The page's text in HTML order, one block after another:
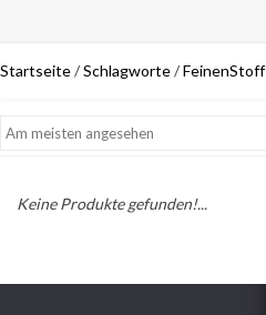
Startseite/Schlagworte/FeinenStoff
Keine Produkte gefunden!...